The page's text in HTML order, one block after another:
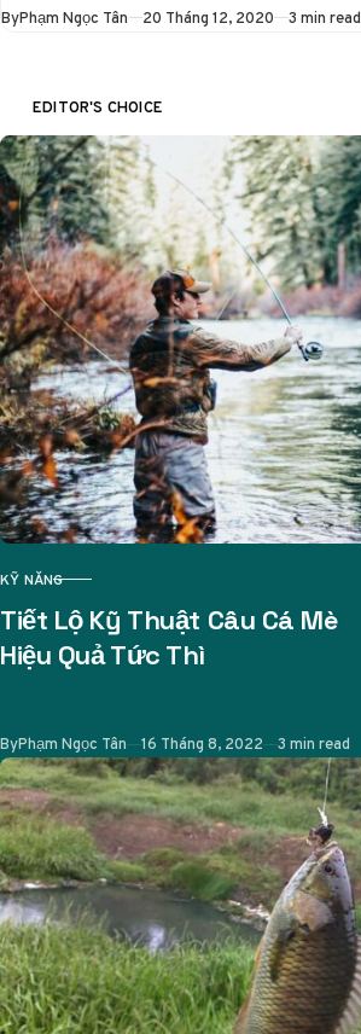
ByPhạm Ngọc Tân Published
20 Tháng 12, 2020 3 min read
EDITOR'S CHOICE
CATEGORY
KỸ NĂNG
Tiết Lộ Kỹ Thuật Câu Cá Mè
Hiệu Quả Tức Thì
ByPhạm Ngọc Tân Published
16 Tháng 8, 2022 3 min read